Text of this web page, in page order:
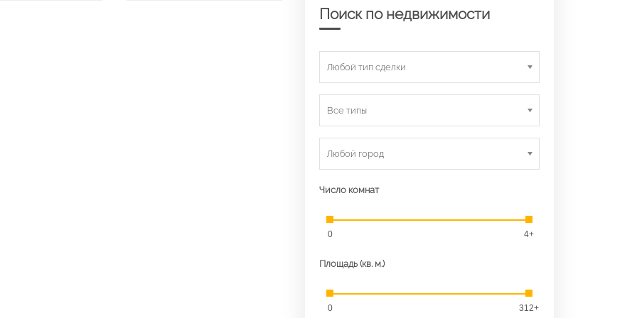
Поиск по недвижимости
Любой тип сделки
Все типы
Любой город
Число комнат
0 4+
Площадь (кв. м.)
0 312+